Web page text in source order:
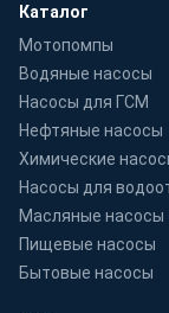
Каталог
Мотопомпы
Водяные насосы
Насосы для ГСМ
Нефтяные насосы
Химические
Насосы для
Масляные насосы
Пищевые насосы
Бытовые насосы